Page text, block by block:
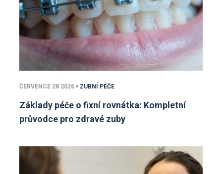
ČERVENCE 28 2026 ZUBNÍ PÉČE
Základy péče o fixní rovnátka: Kompletní
průvodce pro zdravé zuby